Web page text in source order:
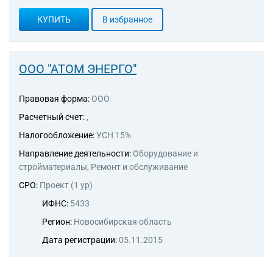
47.22.2 Торговля розничная
рыбой и морепродуктами в
специализированных
магазинах
специализированных
47.24.1 Торговля розничная
КУПИТЬ В избранное
ООО "АТОМ ЭНЕРГО"
Правовая форма: ООО
Расчетный счет: ,
Налогообложение:УСН 15%
Направление деятельности: Оборудование и
стройматериалы, Ремонт и обслуживание
СРО: Проект (1 ур)
ИФНС: 5433
Регион: Новосибирская область
Дата регистрации:05.11.2015